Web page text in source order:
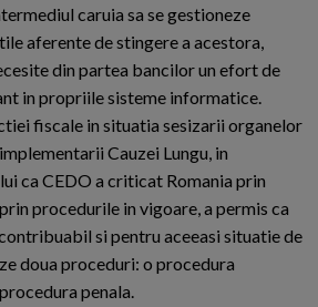
caruia sa se gestioneze
aferente de stingere a acestora,
din partea bancilor un efort de
in propriile sisteme informatice.
fiscale in situatia sesizarii organelor
Cauzei Lungu, in
ca CEDO a criticat Romania prin
procedurile in vigoare, a permis ca
si pentru aceeasi situatie de
doua proceduri: o procedura
penala.